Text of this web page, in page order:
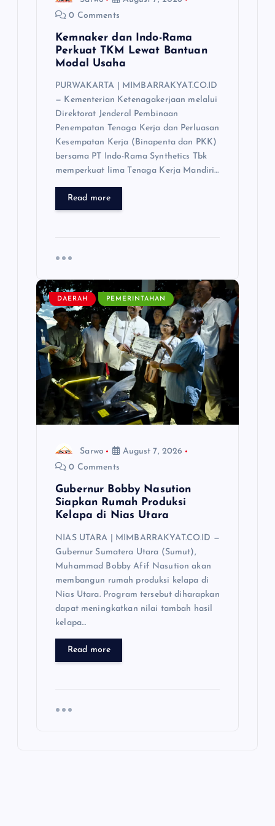
0 Comments
Kemnaker dan Indo-Rama
Perkuat TKM Lewat Bantuan
Modal Usaha
PURWAKARTA | MIMBARRAKYAT.CO.ID
— Kementerian Ketenagakerjaan melalui
Direktorat Jenderal Pembinaan
Penempatan Tenaga Kerja dan Perluasan
Kesempatan Kerja (Binapenta dan PKK)
bersama PT Indo-Rama Synthetics Tbk
memperkuat lima Tenaga Kerja Mandiri…
Read more
DAERAH PEMERINTAHAN
Sarwo
August 7, 2026
0 Comments
Gubernur Bobby Nasution
Siapkan Rumah Produksi
Kelapa di Nias Utara
NIAS UTARA | MIMBARRAKYAT.CO.ID —
Gubernur Sumatera Utara (Sumut),
Muhammad Bobby Afif Nasution akan
membangun rumah produksi kelapa di
Nias Utara. Program tersebut diharapkan
dapat meningkatkan nilai tambah hasil
kelapa…
Read more